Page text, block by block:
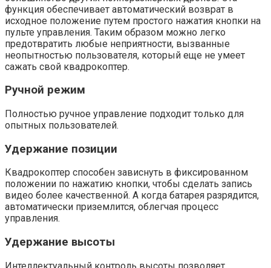
функция обеспечивает автоматический возврат в
исходное положение путем простого нажатия кнопки на
пульте управления. Таким образом можно легко
предотвратить любые неприятности, вызванные
неопытностью пользователя, который еще не умеет
сажать свой квадрокоптер.
Ручной режим
Полностью ручное управление подходит только для
опытных пользователей.
Удержание позиции
Квадрокоптер способен зависнуть в фиксированном
положении по нажатию кнопки, чтобы сделать запись
видео более качественной. А когда батарея разрядится,
автоматически приземлится, облегчая процесс
управления.
Удержание высоты